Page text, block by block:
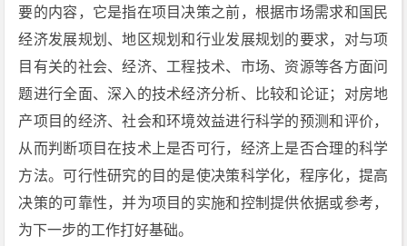
要的内容，它是指在项目决策之前，根据市场需求和国民
经济发展规划、地区规划和行业发展规划的要求，对与项
目有关的社会、经济、工程技术、市场、资源等各方面问
题进行全面、深入的技术经济分析、比较和论证；对房地
产项目的经济、社会和环境效益进行科学的预测和评价，
从而判断项目在技术上是否可行，经济上是否合理的科学
方法。可行性研究的目的是使决策科学化，程序化，提高
决策的可靠性，并为项目的实施和控制提供依据或参考，
为下一步的工作打好基础。